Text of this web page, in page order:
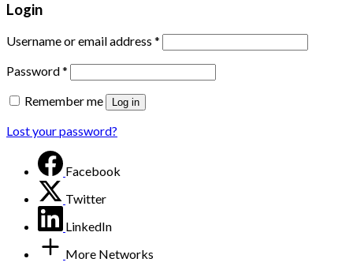
Login
Username or email address *
Password*
Remember me
Log in
Lost your password?
Facebook
Twitter
LinkedIn
More Networks